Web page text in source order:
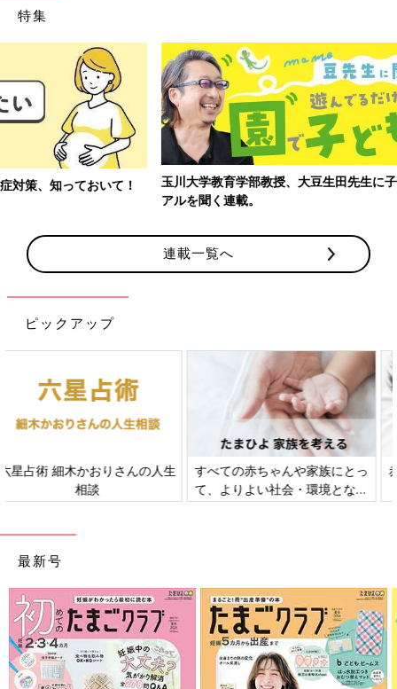
特集
玉川大学教育学部教授、大豆生田先生に子どもたちの保育園でのリ
連載一覧へ
ピックアップ
すべての赤ちゃんや家族にとっ
て、よりよい社会・環境となる
赤ちゃんの肌トラブル、アレル
ギーについて
最新号